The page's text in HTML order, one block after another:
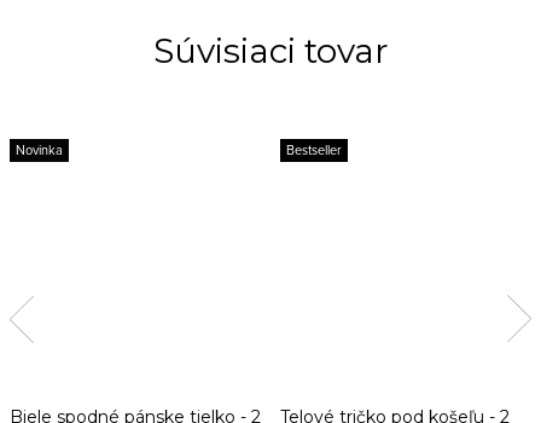
Súvisiaci tovar
Novinka
Biele spodné pánske tielko - 2
Bestseller
Telové tričko pod košeľu - 2